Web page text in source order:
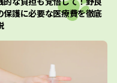
保護に必要な医療費を徹底